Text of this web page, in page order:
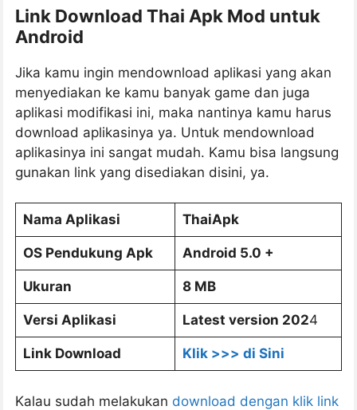
Link Download Thai Apk Mod untuk
Android
Jika kamu ingin mendownload aplikasi yang akan
menyediakan ke kamu banyak game dan juga
aplikasi modifikasi ini, maka nantinya kamu harus
download aplikasinya ya. Untuk mendownload
aplikasinya ini sangat mudah. Kamu bisa langsung
gunakan link yang disediakan disini, ya.
Nama Aplikasi ThaiApk
OS Pendukung Apk Android 5.0 +
Ukuran 8 MB
Versi Aplikasi Latest version 2024
Link Download Klik >>> di Sini
Kalau sudah melakukan download dengan klik link